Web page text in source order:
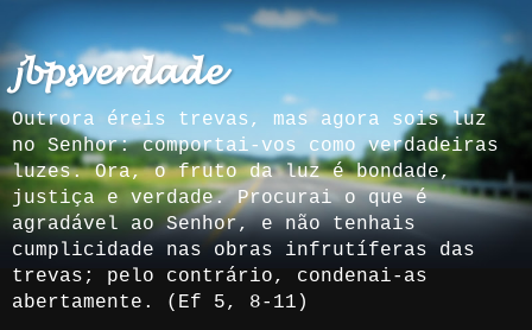
𝓳𝓫𝓹𝓼𝓿𝓮𝓻𝓭𝓪𝓭𝓮
Outrora éreis trevas, mas agora sois luz
no Senhor: comportai-vos como verdadeiras
luzes. Ora, o fruto da luz é bondade,
justiça e verdade. Procurai o que é
agradável ao Senhor, e não tenhais
cumplicidade nas obras infrutíferas das
trevas; pelo contrário, condenai-as
abertamente. (Ef 5, 8-11)